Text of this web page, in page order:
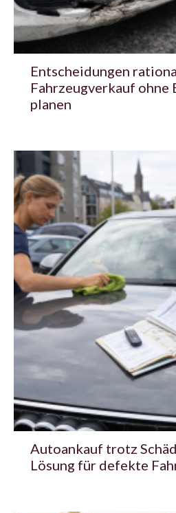
Entscheidungen
Fahrzeugverkauf ohne
planen
Autoankauf trotz
Lösung für defekte